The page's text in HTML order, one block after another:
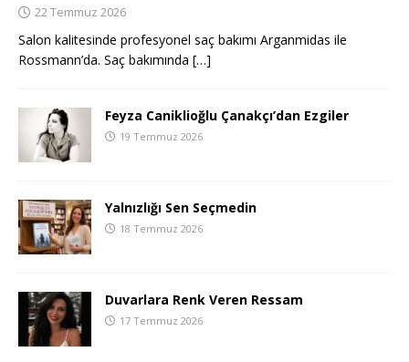
22 Temmuz 2026
Salon kalitesinde profesyonel saç bakımı Arganmidas ile
Rossmann’da. Saç bakımında […]
Feyza Caniklioğlu Çanakçı’dan Ezgiler
19 Temmuz 2026
Yalnızlığı Sen Seçmedin
18 Temmuz 2026
Duvarlara Renk Veren Ressam
17 Temmuz 2026